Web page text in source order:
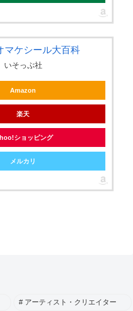
マケシール大百科
いそっぷ社
Amazon
楽天
ショッピング
メルカリ
アーティスト・クリエイター